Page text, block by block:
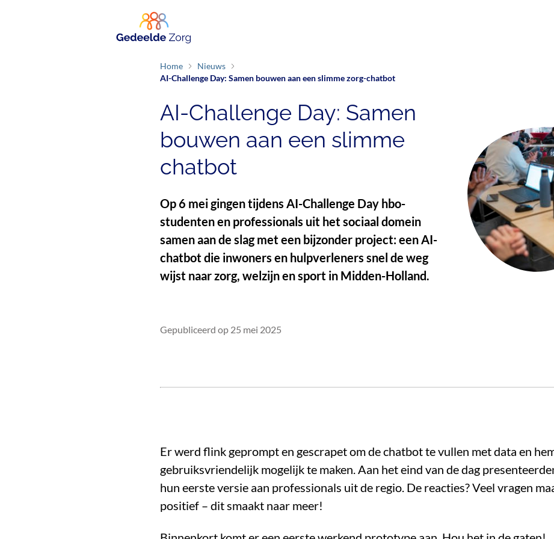
Home
Nieuws
AI-Challenge Day: Samen bouwen aan een slimme zorg-chatbot
AI-Challenge Day: Samen
bouwen aan een slimme
chatbot
Op 6 mei gingen tijdens AI-Challenge Day hbo-
studenten en professionals uit het sociaal domein
samen aan de slag met een bijzonder project: een AI-
chatbot die inwoners en hulpverleners snel de weg
wijst naar zorg, welzijn en sport in Midden-Holland.
Gepubliceerd op 25 mei 2025
Er werd flink geprompt en gescrapet om de chatbot te vullen met data en
gebruiksvriendelijk mogelijk te maken. Aan het eind van de dag
hun eerste versie aan professionals uit de regio. De reacties? Veel vragen
positief – dit smaakt naar meer!